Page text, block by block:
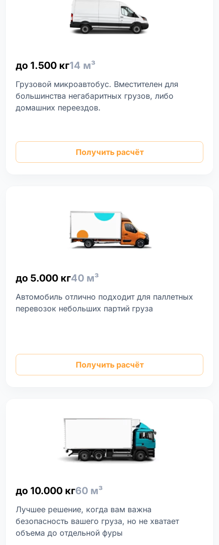
до 1.500 кг14 м³
Грузовой микроавтобус. Вместителен для
большинства негабаритных грузов, либо
домашних переездов.
Получить расчёт
до 5.000 кг40 м³
Автомобиль отлично подходит для паллетных
перевозок небольших партий груза
Получить расчёт
до 10.000 кг60 м³
Лучшее решение, когда вам важна
безопасность вашего груза, но не хватает
объема до отдельной фуры